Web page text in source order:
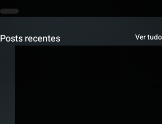
Posts recentes Ver tudo